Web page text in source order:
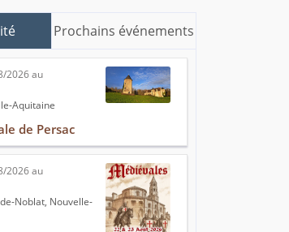
Prochains événements
2026 au
Aquitaine
de Persac
2026 au
Noblat, Nouvelle-